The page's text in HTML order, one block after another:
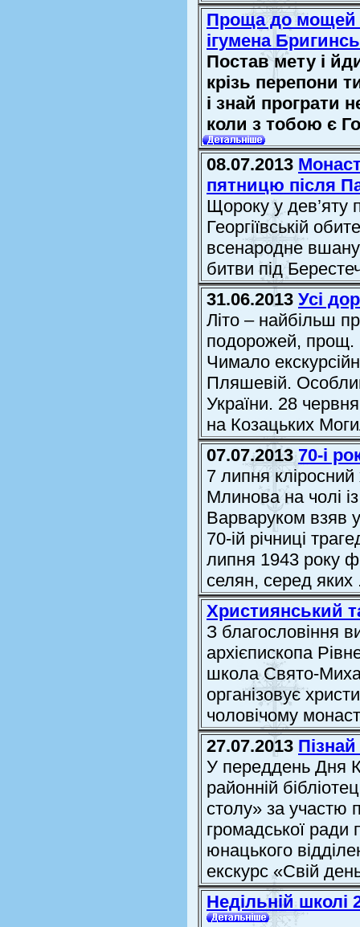
Проща до мощей
ігумена
Постав мету і
крізь перепони
і знай програти
коли з тобою є
08.07.2013
пятницю після
Щороку у дев’яту
Георгіївській
всенародне
битви під
31.06.2013 Усі
Літо – найбільш
подорожей, прощ.
Чимало
Пляшевій.
України. 28
на Козацьких
07.07.201370-і
7 липня
Млинова на чолі
Варваруком взяв
70-ій річниці
липня 1943 року
селян, серед яких
Християнський
З благословіння
архієпископа
школа Свято-
організовує
чоловічому
27.07.2013
У переддень Дня
районній
столу» за участю
громадської
юнацького
екскурс «Свій
Недільній школі